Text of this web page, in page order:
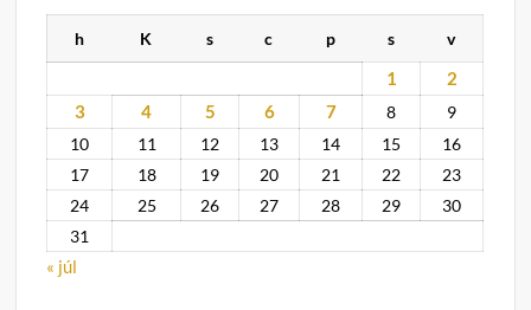
h K s c p s v
1
2
3
4 5 6 7 8
9
10
11 12 13 14 15
16
17
18 19 20 21 22
23
24
25 26 27 28 29
30
31
« júl